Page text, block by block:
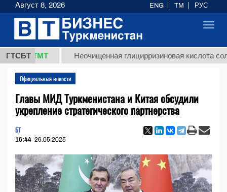
ГТСБТ
ТМТ Неочищенная глицирризиновая кислота
Официальные новости
Главы МИД Туркменистана и Китая обсудили
укрепление стратегического партнерства
БТ
16:44 26.05.2025
Август 8, 2026 ENG TM РУС